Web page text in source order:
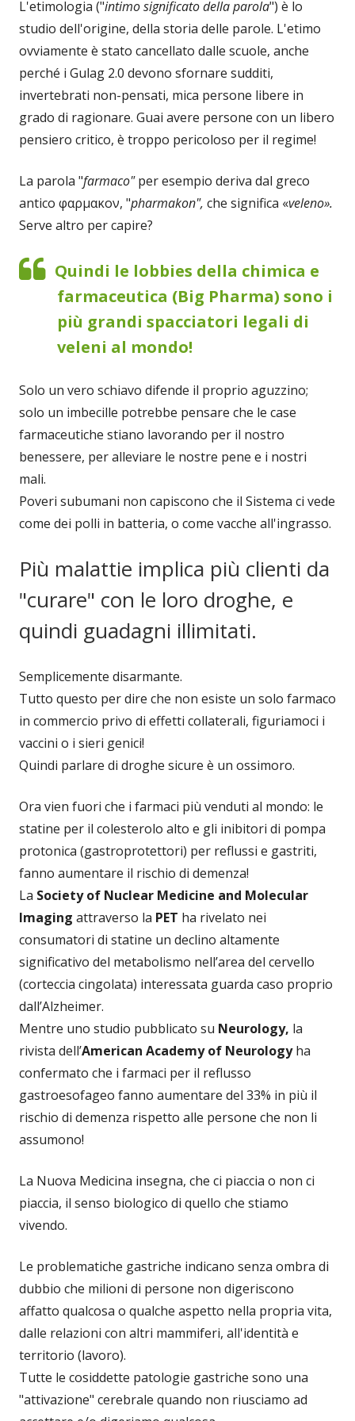
L'etimologia ("intimo significato della parola") è lo
studio dell'origine, della storia delle parole. L'etimo
ovviamente è stato cancellato dalle scuole, anche
perché i Gulag 2.0 devono sfornare sudditi,
invertebrati non-pensati, mica persone libere in
grado di ragionare. Guai avere persone con un libero
pensiero critico, è troppo pericoloso per il regime!
La parola "farmaco"per esempio deriva dal greco
antico φαρμακον, "pharmakon", che significa «veleno».
Serve altro per capire?
Quindi le lobbies della chimica e
farmaceutica (Big Pharma) sono i
più grandi spacciatori legali di
veleni al mondo!
Solo un vero schiavo difende il proprio aguzzino;
solo un imbecille potrebbe pensare che le case
farmaceutiche stiano lavorando per il nostro
benessere, per alleviare le nostre pene e i nostri
mali.
Poveri subumani non capiscono che il Sistema ci vede
come dei polli in batteria, o come vacche all'ingrasso.
Più malattie implica più clienti da
"curare" con le loro droghe, e
quindi guadagni illimitati.
Semplicemente disarmante.
Tutto questo per dire che non esiste un solo farmaco
in commercio privo di effetti collaterali, figuriamoci i
vaccini o i sieri genici!
Quindi parlare di droghe sicure è un ossimoro.
Ora vien fuori che i farmaci più venduti al mondo: le
statine per il colesterolo alto e gli inibitori di pompa
protonica (gastroprotettori) per reflussi e gastriti,
fanno aumentare il rischio di demenza!
La Society of Nuclear Medicine and Molecular
Imaging attraverso la PET ha rivelato nei
consumatori di statine un declino altamente
significativo del metabolismo nell’area del cervello
(corteccia cingolata) interessata guarda caso proprio
dall’Alzheimer.
Mentre uno studio pubblicato su Neurology, la
rivista dell’American Academy of Neurologyha
confermato che i farmaci per il reflusso
gastroesofageo fanno aumentare del 33% in più il
rischio di demenza rispetto alle persone che non li
assumono!
La Nuova Medicina insegna, che ci piaccia o non ci
piaccia, il senso biologico di quello che stiamo
vivendo.
Le problematiche gastriche indicano senza ombra di
dubbio che milioni di persone non digeriscono
affatto qualcosa o qualche aspetto nella propria vita,
dalle relazioni con altri mammiferi, all'identità e
territorio (lavoro).
Tutte le cosiddette patologie gastriche sono una
"attivazione" cerebrale quando non riusciamo ad